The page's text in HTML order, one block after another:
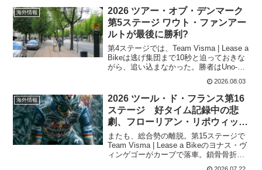
海外情報
2026 ツアー・オブ・デンマーク
第5ステージ ワウト・ファンアー
ルトが最後に勝利?
第4ステージでは、Team Visma | Lease a
Bikeは逃げ集団まで10秒と迫っておきな
がら、追い込まなかった。勝者はUno-X
Mobilityのストーム・インゲブリッツェ
ン。最終ステージは、ワウト・ファンア
ールトの総合優勝...
2026.08.03
海外情報
2026 ツール・ド・フランス第16
ステージ 好タイム記録中の悲
劇、フローリアン・リポウィッツ
が無念のリタイア
またも、総合勢の離脱。第15ステージで
Team Visma | Lease a Bikeのヨナス・ヴ
ィンゲゴーがカーブで落車。鎖骨骨折で
リタイヤした。悲しいかな。7月21日に行